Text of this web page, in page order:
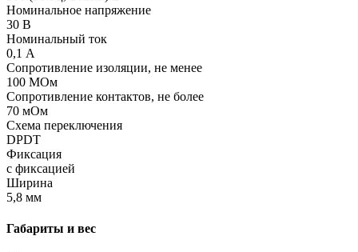
Номинальное напряжение
30 В
Номинальный ток
0,1 А
Сопротивление изоляции, не менее
100 МОм
Сопротивление контактов, не более
70 мОм
Схема переключения
DPDT
Фиксация
с фиксацией
Ширина
5,8 мм
Габариты и вес